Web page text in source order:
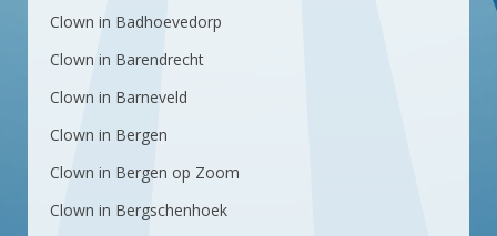
Clown in Badhoevedorp
Clown in Barendrecht
Clown in Barneveld
Clown in Bergen
Clown in Bergen op Zoom
Clown in Bergschenhoek